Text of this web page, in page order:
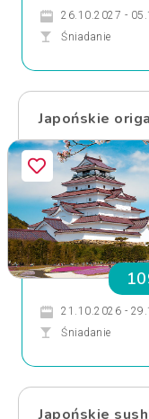
26.10.2027 -
Śniadanie
Japońskie
21.10.2026 -
Śniadanie
Japońskie